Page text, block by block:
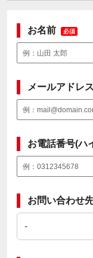
お名前 必須
メールアドレス
お電話番号(ハ
お問い合わせ